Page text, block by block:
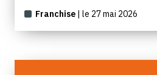
Franchise | le 27 mai 2026